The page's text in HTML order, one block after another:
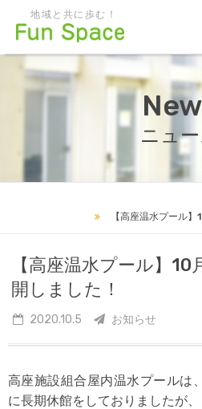
地域と共に歩む！
ニュー
【高座温水プール】
【高座温水プール】
開しました！
2020.10.5 お知らせ
高座施設組合屋内温水プールは
に長期休館をしておりましたが、